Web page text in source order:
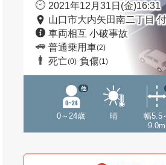
2021年12月31日(金)16:31
山口市大内矢田南二丁目
車両相互 小破事故
普通乗用車(2)
死亡(0) 負傷(1)
0～24歳
他
晴
幅5.5
9.0m